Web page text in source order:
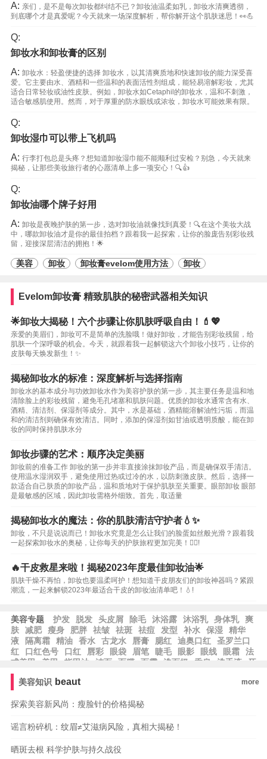
A: 亲们，是不是每次卸妆都纠结不已？卸妆油温柔如乳，卸妆水清爽透彻，
到底哪个才是真爱呢？今天就来一场深度解析，帮你解开这个肌肤迷思！👀💪
Q:
卸妆水和卸妆膏的区别
A: 卸妆水：轻盈便捷的选择 卸妆水，以其清爽质地和快速卸妆的能力深受喜
爱。它主要由水、酒精和一些温和的表面活性剂组成，能轻易溶解彩妆，尤其
适合日常轻妆或油性皮肤。例如，卸妆水如Cetaphil的卸妆水，温和不刺激，
适合敏感肌使用。然而，对于厚重的防水眼线或浓妆，卸妆水可能效果有限。
Q:
卸妆湿巾可以带上飞机吗
A: 行李打包总是头疼？想知道卸妆湿巾能不能顺利过安检？别急，今天就来
揭秘，让那些美妆旅行者的心愿清单上多一项安心！🔍👍
Q:
卸妆油哪个牌子好用
A: 卸妆是夜晚护肤的第一步，选对卸妆油就像找到真爱！🔍在这个美妆大战
中，哪款卸妆油才是你的最佳拍档？跟着我一起探索，让你的脸庞告别彩妆残
留，迎接深层清洁的拥抱！🌟
美容 卸妆 卸妆膏evelom使用方法 卸妆
Evelom卸妆膏 精致肌肤的秘密武器相关知识
🌟卸妆大揭秘！六个步骤让你肌肤呼吸自由！💄💖
亲爱的美眉们，卸妆可不是简单的洗脸哦！做好卸妆，才能告别彩妆残留，给
肌肤一个深呼吸的机会。今天，就跟着我一起解锁这六个卸妆小技巧，让你的
皮肤每天焕发新生！✨
揭秘卸妆水的标准：深度解析与选择指南
卸妆水的基本成分与功效卸妆水作为美容护肤的第一步，其主要任务是温和地
清除脸上的彩妆残留，避免毛孔堵塞和肌肤问题。优质的卸妆水通常含有水、
酒精、清洁剂、保湿剂等成分。其中，水是基础，酒精能溶解油性污垢，而温
和的清洁剂则确保有效清洁。同时，添加的保湿剂如甘油或透明质酸，能在卸
妆的同时保持肌肤水分
卸妆步骤的艺术：顺序决定美丽
卸妆前的准备工作 卸妆的第一步并非直接涂抹卸妆产品，而是确保双手清洁。
使用温水湿润双手，避免使用过热或过冷的水，以防刺激皮肤。然后，选择一
款适合自己肤质的卸妆产品，温和质地对于保护肌肤至关重要。眼部卸妆 眼部
是最敏感的区域，因此卸妆需格外细致。首先，取适量
揭秘卸妆水的魔法：你的肌肤清洁守护者💧✨
卸妆，不只是说说而已！卸妆水究竟是怎么让我们的脸蛋如丝般光滑？跟着我
一起探索卸妆水的奥秘，让你每天的护肤旅程更加完美！💆‍♀️!
🔥干皮救星来啦！揭秘2023年度最佳卸妆油🌟
肌肤干燥不再怕，卸妆也要温柔呵护！想知道干皮朋友们的卸妆神器吗？紧跟
潮流，一起来解锁2023年最适合干皮的卸妆油清单吧！💧!
美容专题 护发 脱发 头皮屑 除毛 沐浴露 沐浴乳 身体乳
爽
肤
减肥 瘦身 肥胖 祛皱 祛斑 祛痘 发型 补水 保湿
精华
液
隔离霜 精油 香水 古龙水 唇膏 腮红 迪奥口红
圣罗兰口
红
口红色号 口红 唇彩 眼袋 眉笔 睫毛 眼影 眼线 眼霜
法
式美甲
美甲 指甲油 洁面 面膜 面霜 洗面奶 香皂 洗手液
牙
膏
美容知识 beaut more
探索美容新风尚：瘦脸针的价格揭秘
谣言粉碎机：纹眉≠艾滋病风险，真相大揭秘！
晒斑去根 科学护肤与持久战役